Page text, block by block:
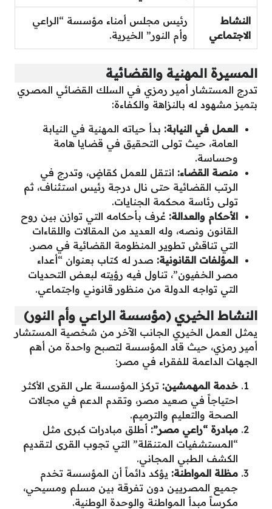
النشاط
الاجتماعي
رئيس مجلس أمناء مؤسسة “الراعي
وأم النور” الخيرية.
المسيرة المهنية والقضائية
تدرج المستشار أمير رمزي في السلك القضائي المصري
بتميز مشهود له بالنزاهة والكفاءة:
العمل في النيابة: بدأ حياته المهنية في النيابة
العامة، حيث تولى التحقيق في قضايا هامة
وحساسة.
منصة القضاء: انتقل للعمل كقاضٍ، وتدرج في
الرتب القضائية حتى نال درجة رئيس استئناف، ثم
تولى رئاسة محكمة الجنايات.
الأحكام والعدالة: عُرف بأحكامه التي توازن بين روح
القانون ونصه، وله العديد من المقالات واللقاءات
التي تناقش تطوير المنظومة القضائية في مصر.
المؤلفات القانونية: صدر له كتاب بعنوان “أعداء
مصر الخفيون”، تناول فيه رؤيته لبعض التحديات
التي تواجه الدولة من منظور قانوني واجتماعي.
النشاط الخيري (مؤسسة الراعي وأم النور)
يمثل العمل الخيري الجانب الآخر من شخصية المستشار
أمير رمزي، حيث قاد المؤسسة لتصبح واحدة من أهم
الجهات الداعمة للفقراء في مصر:
خدمة المهمشين: تركز المؤسسة على القرى الأكثر
احتياجاً في صعيد مصر، وتقدم الدعم في مجالات
الصحة والتعليم والترميم.
مبادرة “راعي مصر”: أطلق مبادرات كبرى مثل
“المستشفيات المتنقلة” التي تجوب القرى لتقديم
الكشف الطبي المجاني.
مظلة المواطنة: يؤكد دائماً أن المؤسسة تخدم
جميع المصريين دون تفرقة بين مسلم ومسيحي،
مكرساً مبدأ المواطنة والوحدة الوطنية.